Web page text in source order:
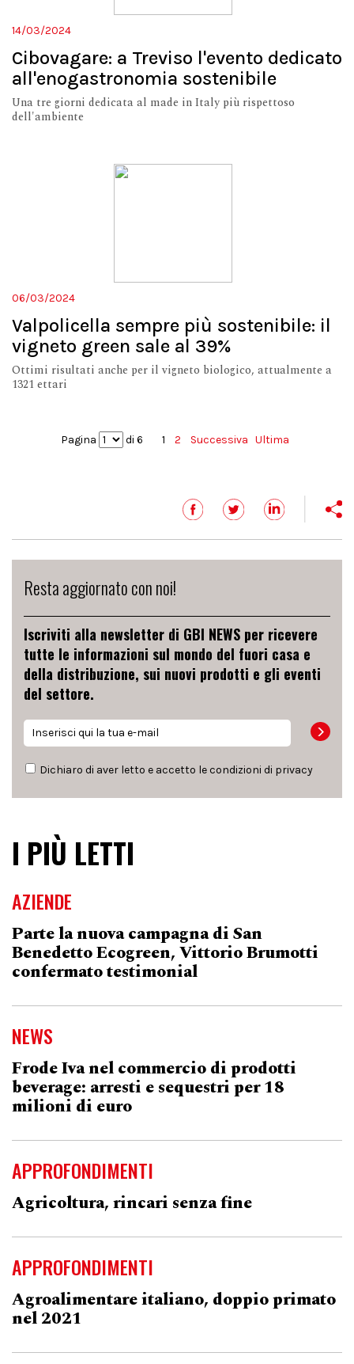
14/03/2024
Cibovagare: a Treviso l'evento dedicato
all'enogastronomia sostenibile
Una tre giorni dedicata al made in Italy più rispettoso
dell'ambiente
06/03/2024
Valpolicella sempre più sostenibile: il
vigneto green sale al 39%
Ottimi risultati anche per il vigneto biologico, attualmente a
1321 ettari
Pagina di 6 1 2 Successiva Ultima
Resta aggiornato con noi!
Iscriviti alla newsletter di GBI NEWS per ricevere
tutte le informazioni sul mondo del fuori casa e
della distribuzione, sui nuovi prodotti e gli eventi
del settore.
Dichiaro di aver letto e accetto le condizioni di privacy
I PIÙ LETTI
AZIENDE
Parte la nuova campagna di San
Benedetto Ecogreen, Vittorio Brumotti
confermato testimonial
NEWS
Frode Iva nel commercio di prodotti
beverage: arresti e sequestri per 18
milioni di euro
APPROFONDIMENTI
Agricoltura, rincari senza fine
APPROFONDIMENTI
Agroalimentare italiano, doppio primato
nel 2021